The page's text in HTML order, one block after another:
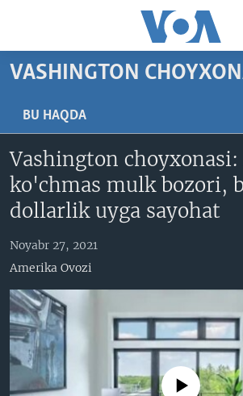
boring
Boshiga
Qidiruvga
AMERIKA
VATANDOSHLAR
XALQARO HAYOT
VASHINGTON CHOYXONASI
MOBIL-SALOM!
VIDEO
FACEBOOK
YOUTUBE
INSTAGRAM
ODNOKLASSNIKI
INGLIZ TILI DARSLARI
EDITORIAL
Learning English
VASHINGTON
BU HAQDA
Vashington choyxonasi:
ko'chmas mulk bozori,
dollarlik uyga sayohat
Noyabr 27, 2021
Amerika Ovozi
No media source currently